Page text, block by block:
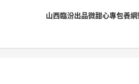
山西臨汾出品微甜心專包養